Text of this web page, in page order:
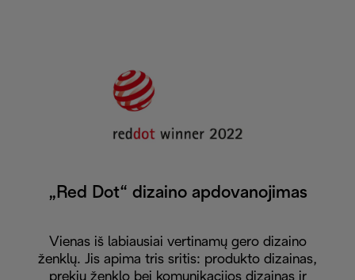
„Red Dot“ dizaino apdovanojimas
Vienas iš labiausiai vertinamų gero dizaino
ženklų. Jis apima tris sritis: produkto dizainas,